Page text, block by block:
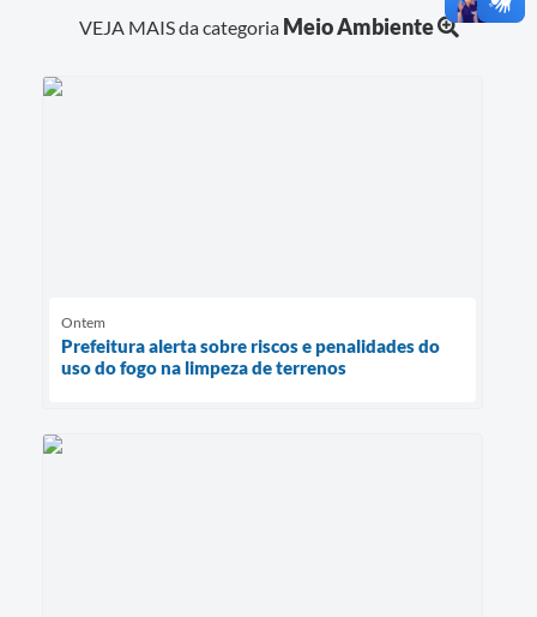
VEJA MAIS da categoria Meio Ambiente
Ontem
Prefeitura alerta sobre riscos e penalidades do
uso do fogo na limpeza de terrenos